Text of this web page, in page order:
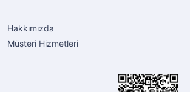
Hakkımızda
Müşteri Hizmetleri